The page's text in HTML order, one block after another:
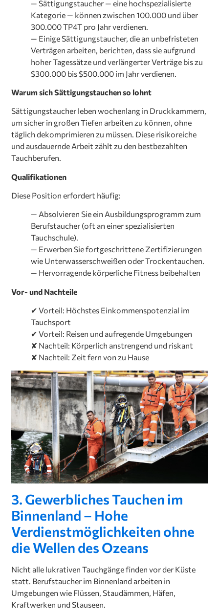
— Sättigungstaucher — eine hochspezialisierte
Kategorie — können zwischen 100.000 und über
300.000 TP4T pro Jahr verdienen.
— Einige Sättigungstaucher, die an unbefristeten
Verträgen arbeiten, berichten, dass sie aufgrund
hoher Tagessätze und verlängerter Verträge bis zu
$300.000 bis $500.000 im Jahr verdienen.
Warum sich Sättigungstauchen so lohnt
Sättigungstaucher leben wochenlang in Druckkammern,
um sicher in großen Tiefen arbeiten zu können, ohne
täglich dekomprimieren zu müssen. Diese risikoreiche
und ausdauernde Arbeit zählt zu den bestbezahlten
Tauchberufen.
Qualifikationen
Diese Position erfordert häufig:
— Absolvieren Sie ein Ausbildungsprogramm zum
Berufstaucher (oft an einer spezialisierten
Tauchschule).
— Erwerben Sie fortgeschrittene Zertifizierungen
wie Unterwasserschweißen oder Trockentauchen.
— Hervorragende körperliche Fitness beibehalten
Vor- und Nachteile
✔ Vorteil: Höchstes Einkommenspotenzial im
Tauchsport
✔ Vorteil: Reisen und aufregende Umgebungen
✘ Nachteil: Körperlich anstrengend und riskant
✘ Nachteil: Zeit fern von zu Hause
3. Gewerbliches Tauchen im
Binnenland – Hohe
Verdienstmöglichkeiten ohne
die Wellen des Ozeans
Nicht alle lukrativen Tauchgänge finden vor der Küste
statt. Berufstaucher im Binnenland arbeiten in
Umgebungen wie Flüssen, Staudämmen, Häfen,
Kraftwerken und Stauseen.